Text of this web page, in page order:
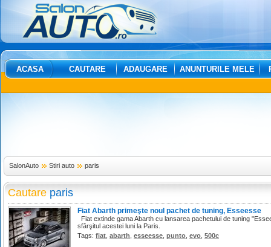
ACASA CAUTARE ADAUGARE ANUNTURILE MELE
SalonAuto Stiri auto paris
Cautare paris
Fiat Abarth primeşte noul pachet de tuning, Esseesse
Fiat extinde gama Abarth cu lansarea pachetului de tuning
sfârşitul acestei luni la Paris.
Tags: fiat abarth esseesse punto evo 500c